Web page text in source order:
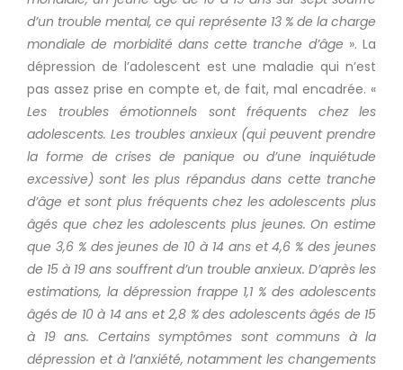
d’un trouble mental, ce qui représente 13 % de la charge
mondiale de morbidité dans cette tranche d’âge ». La
dépression de l’adolescent est une maladie qui n’est
pas assez prise en compte et, de fait, mal encadrée. «
Les troubles émotionnels sont fréquents chez les
adolescents. Les troubles anxieux (qui peuvent prendre
la forme de crises de panique ou d’une inquiétude
excessive) sont les plus répandus dans cette tranche
d’âge et sont plus fréquents chez les adolescents plus
âgés que chez les adolescents plus jeunes. On estime
que 3,6 % des jeunes de 10 à 14 ans et 4,6 % des jeunes
de 15 à 19 ans souffrent d’un trouble anxieux. D’après les
estimations, la dépression frappe 1,1 % des adolescents
âgés de 10 à 14 ans et 2,8 % des adolescents âgés de 15
à 19 ans. Certains symptômes sont communs à la
dépression et à l’anxiété, notamment les changements